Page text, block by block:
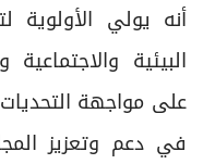
أنه يولي الأولوية
البيئية
على مواجهة
في دعم وتعزيز